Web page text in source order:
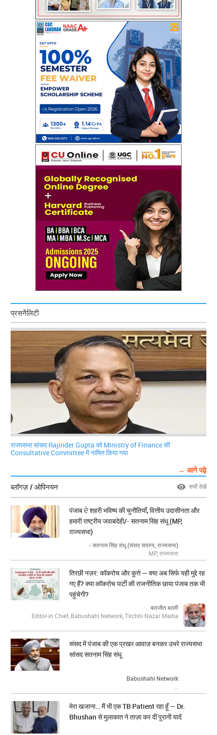
प्रसनैलिटी
राज्यसभा सांसद Rajinder Gupta को Ministry of Finance की
Consultative Committee में नामित किया गया
→ आगे पढ़े
ब्लॉगज़ / ओपिनयन
सभी देखें
पंजाब ਦੇ शहरी भविष्य की चुनौतियाँ, वित्तीय उदासीनता और
हमारी राष्ट्रीय जवाबदेही/- सतनाम सिंह संधू (MP,
राज्यसभा)
- सतनाम सिंह संधू (संसद सदस्य, राज्यसभा)
MP, राज्यसभा
तिरछी नज़र: कॉकरोच और कुत्ते — क्या अब सिर्फ यही मुद्दे रह
गए हैं? क्या कॉकरोच पार्टी की राजनीतिक छाया पंजाब तक भी
पहुंचेगी?
बलजीत बल्ली
Editor-in Chief, Babushahi Network, Tirchhi Nazar Media
संसद में पंजाब की एक प्रखर आवाज़ बनकर उभरे राज्यसभा
सांसद सतनाम सिंह संधू
Babushahi Network
...
मेरा खजाना… मैं भी एक TB Patient रहा हूँ — Dr.
Bhushan से मुलाकात ने ताज़ा कर दीं पुरानी यादें